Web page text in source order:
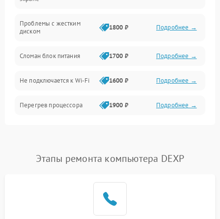
Проблемы с жестким
диском
1800 ₽ Подробнее →
Сломан блок питания 1700 ₽ Подробнее →
Не подключается к Wi-Fi 1600 ₽ Подробнее →
Перегрев процессора 1900 ₽ Подробнее →
Проблемы с
подключением внешних
1400 ₽ Подробнее →
1700 ₽
Этапы ремонта компьютера DEXP